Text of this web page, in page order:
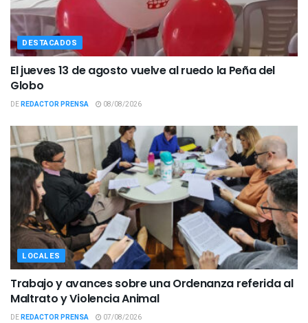
DESTACADOS
El jueves 13 de agosto vuelve al ruedo la Peña del
Globo
DEREDACTOR PRENSA 08/08/2026
LOCALES
Trabajo y avances sobre una Ordenanza referida al
Maltrato y Violencia Animal
DEREDACTOR PRENSA 07/08/2026